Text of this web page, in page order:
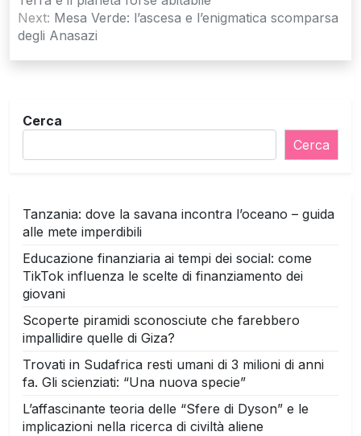
Next: Mesa Verde: l’ascesa e l’enigmatica scomparsa
degli Anasazi
Cerca
Cerca
Tanzania: dove la savana incontra l’oceano – guida
alle mete imperdibili
Educazione finanziaria ai tempi dei social: come
TikTok influenza le scelte di finanziamento dei
giovani
Scoperte piramidi sconosciute che farebbero
impallidire quelle di Giza?
Trovati in Sudafrica resti umani di 3 milioni di anni
fa. Gli scienziati: “Una nuova specie”
L’affascinante teoria delle “Sfere di Dyson” e le
implicazioni nella ricerca di civiltà aliene